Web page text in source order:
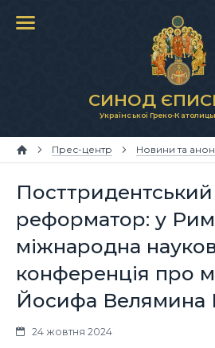
СИНОД
Української Греко-
Прес-центр Новини та
Посттридентський
реформатор: у
міжнародна
конференція про
Йосифа Велямина
24 жовтня 2024